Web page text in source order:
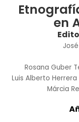
en
Rosana Guber
Luis Alberto
Márcia